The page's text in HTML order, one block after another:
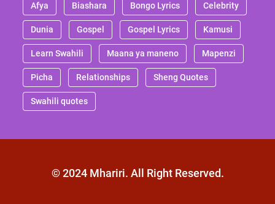
Afya Biashara Bongo Lyrics Celebrity
Dunia Gospel Gospel Lyrics Kamusi
Learn Swahili Maana ya maneno Mapenzi
Picha Relationships Sheng Quotes
Swahili quotes
© 2024 Mhariri. All Right Reserved.